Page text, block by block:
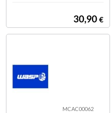
30,90 €
MCAC00062